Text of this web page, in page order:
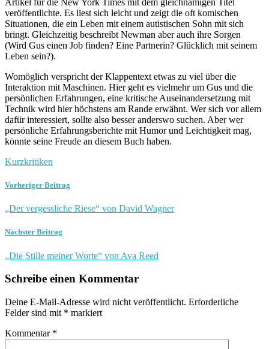
veröffentlichte. Es liest sich leicht und zeigt die oft komischen
Situationen, die ein Leben mit einem autistischen Sohn mit sich
bringt. Gleichzeitig beschreibt Newman aber auch ihre Sorgen
(Wird Gus einen Job finden? Eine Partnerin? Glücklich mit seinem
Leben sein?).
Womöglich verspricht der Klappentext etwas zu viel über die
Interaktion mit Maschinen. Hier geht es vielmehr um Gus und die
persönlichen Erfahrungen, eine kritische Auseinandersetzung mit
Technik wird hier höchstens am Rande erwähnt. Wer sich vor allem
dafür interessiert, sollte also besser anderswo suchen. Aber wer
persönliche Erfahrungsberichte mit Humor und Leichtigkeit mag,
könnte seine Freude an diesem Buch haben.
Kurzkritiken
Vorheriger Beitrag
„Der vergessliche Riese“ von David Wagner
Nächster Beitrag
„Die Stille meiner Worte“ von Ava Reed
Schreibe einen Kommentar
Deine E-Mail-Adresse wird nicht veröffentlicht. Erforderliche
Felder sind mit * markiert
Kommentar *